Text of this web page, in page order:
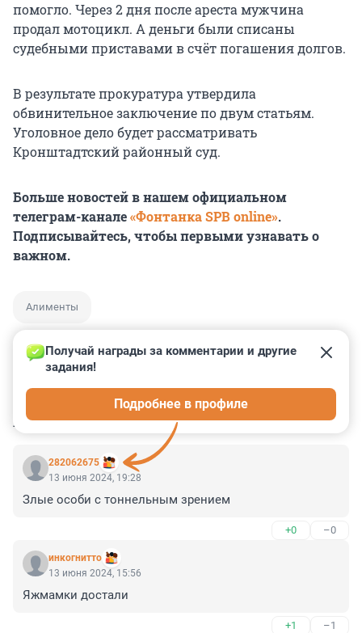
помогло. Через 2 дня после ареста мужчина
продал мотоцикл. А деньги были списаны
судебными приставами в счёт погашения долгов.
В результате прокуратура утвердила
обвинительное заключение по двум статьям.
Уголовное дело будет рассматривать
Кронштадтский районный суд.
Больше новостей в нашем официальном
телеграм-канале«Фонтанка SPB online».
Подписывайтесь, чтобы первыми узнавать о
важном.
Алименты
КОММЕНТАРИИ 5
282062675
Получай награды за комментарии и другие
задания!
Подробнее в профиле
13 июня 2024, 19:28
Злые особи с тоннельным зрением
+0 –0
инкогнитто
13 июня 2024, 15:56
Яжмамки достали
+1 –1